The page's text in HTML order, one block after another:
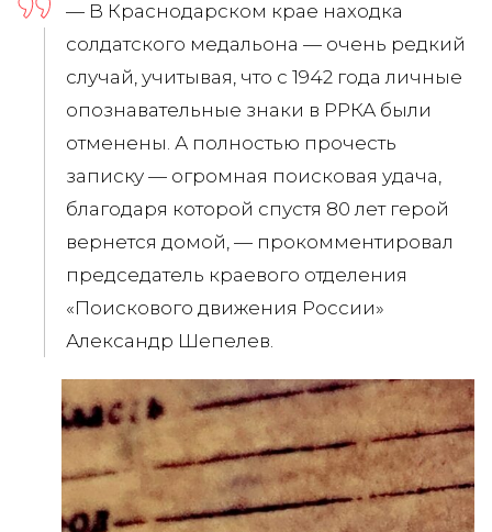
— В Краснодарском крае находка
солдатского медальона — очень редкий
случай, учитывая, что с 1942 года личные
опознавательные знаки в РРКА были
отменены. А полностью прочесть
записку — огромная поисковая удача,
благодаря которой спустя 80 лет герой
вернется домой, — прокомментировал
председатель краевого отделения
«Поискового движения России»
Александр Шепелев.